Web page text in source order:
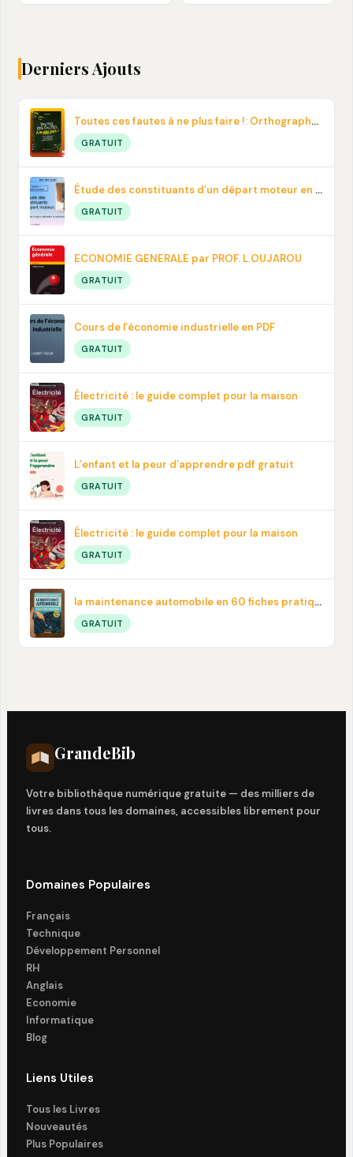
Derniers Ajouts
Toutes ces fautes à ne plus faire !: Orthographe, contresens, prononciation… En pdf
GRATUIT
Étude des constituants d’un départ moteur en PDF
GRATUIT
ECONOMIE GENERALE par PROF. L.OUJAROU
GRATUIT
Cours de l’économie industrielle en PDF
GRATUIT
Électricité : le guide complet pour la maison
GRATUIT
L’enfant et la peur d’apprendre pdf gratuit
GRATUIT
Électricité : le guide complet pour la maison
GRATUIT
la maintenance automobile en 60 fiches pratiques en PDF
GRATUIT
GrandeBib
Votre bibliothèque numérique gratuite — des milliers de
livres dans tous les domaines, accessibles librement pour
tous.
Domaines Populaires
Français
Technique
Développement Personnel
RH
Anglais
Economie
Informatique
Blog
Liens Utiles
Tous les Livres
Nouveautés
Plus Populaires